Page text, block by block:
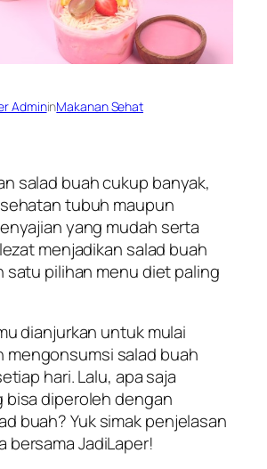
AdmininMakanan Sehat
salad buah cukup banyak,
tubuh maupun
yang mudah serta
menjadikan salad buah
satu pilihan menu diet paling
dianjurkan untuk mulai
mengonsumsi salad buah
hari. Lalu, apa saja
bisa diperoleh dengan
buah? Yuk simak penjelasan
bersama JadiLaper!